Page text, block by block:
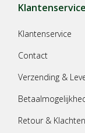
Klantenservice
Klantenservice
Contact
Verzending &
Retour & Klachten